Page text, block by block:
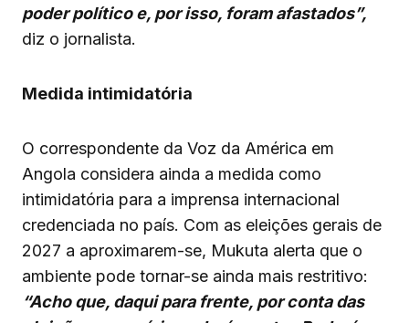
poder político e, por isso, foram afastados”,
diz o jornalista.
Medida intimidatória
O correspondente da Voz da América em
Angola considera ainda a medida como
intimidatória para a imprensa internacional
credenciada no país. Com as eleições gerais de
2027 a aproximarem-se, Mukuta alerta que o
ambiente pode tornar-se ainda mais restritivo:
“Acho que, daqui para frente, por conta das